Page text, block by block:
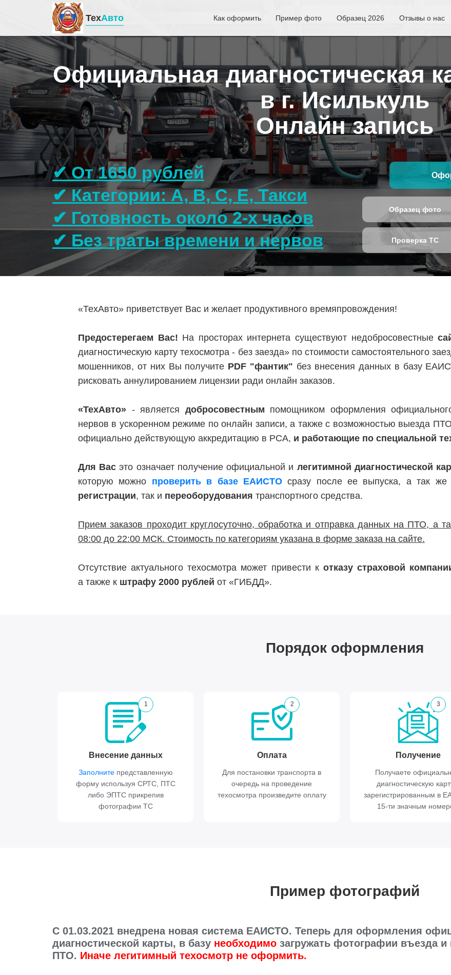
ТехАвто Как оформить Пример фото Образец 2026 Отзывы о нас
Официальная диагностическая
в г. Исилькуль
Онлайн запись
✔ От 1650 рублей
✔ Категории: A, B, C, E, Такси
✔ Готовность около 2-х часов
✔ Без траты времени и нервов
Образец фото
Проверка ТС
«ТехАвто» приветствует Вас и желает продуктивного времяпровождения!
Предостерегаем Вас! На просторах интернета существуют недобросовестные
диагностическую карту техосмотра - без заезда» по стоимости самостоятельного
мошенников, от них Вы получите PDF "фантик" без внесения данных в базу
рисковать аннулированием лицензии ради онлайн заказов.
«ТехАвто» - является добросовестным помощником оформления
нервов в ускоренном режиме по онлайн записи, а также с возможностью выезда
официально действующую аккредитацию в РСА, и работающие по специальной
Для Вас это означает получение официальной и легитимной диагностической
которую можно проверить в базе ЕАИСТОсразу после ее выпуска, а так же
регистрации, так и переоборудования транспортного средства.
Прием заказов проходит круглосуточно, обработка и отправка данных на ПТО, а
08:00 до 22:00 МСК. Стоимость по категориям указана в форме заказа на сайте.
Отсутствие актуального техосмотра может привести к отказу страховой
а также к штрафу 2000 рублей от «ГИБДД».
Порядок оформления
1
Внесение данных
Заполнитепредставленную
форму используя СРТС, ПТС
либо ЭПТС прикрепив
фотографии ТС
2
Оплата
Для постановки транспорта в
очередь на проведение
техосмотра произведите оплату
3
Получение
Получаете
диагностическую
зарегистрированным в
15-ти значным
Пример фотографий
C 01.03.2021 внедрена новая система ЕАИСТО. Теперь для оформления
диагностической карты, в базу необходимо загружать фотографии въезда и
ПТО. Иначе легитимный техосмотр не оформить.